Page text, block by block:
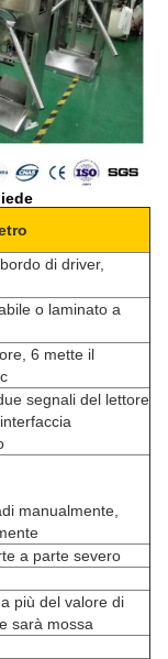
di driver,
o laminato a
6 mette il
segnali del lettore
manualmente,
a parte severo
più del valore di
sarà mossa